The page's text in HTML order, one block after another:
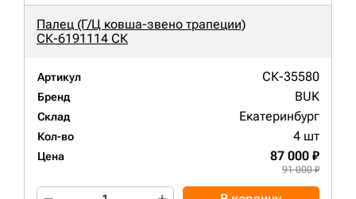
Палец (Г/Ц ковша-звено трапеции)
СК-6191114 СК
Артикул СК-35580
Бренд BUK
Склад Екатеринбург
Кол-во 4 шт
Цена 87 000 ₽
91 000 ₽